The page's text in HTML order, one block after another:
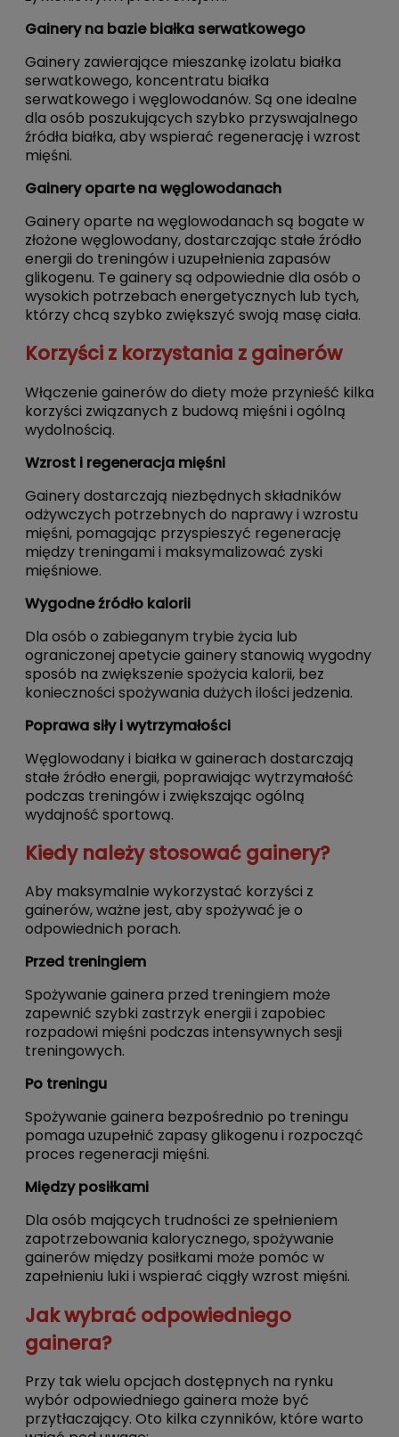
Gainery na bazie białka serwatkowego
Gainery zawierające mieszankę izolatu białka
serwatkowego, koncentratu białka
serwatkowego i węglowodanów. Są one idealne
dla osób poszukujących szybko przyswajalnego
źródła białka, aby wspierać regenerację i wzrost
mięśni.
Gainery oparte na węglowodanach
Gainery oparte na węglowodanach są bogate w
złożone węglowodany, dostarczając stałe źródło
energii do treningów i uzupełnienia zapasów
glikogenu. Te gainery są odpowiednie dla osób o
wysokich potrzebach energetycznych lub tych,
którzy chcą szybko zwiększyć swoją masę ciała.
Korzyści z korzystania z gainerów
Włączenie gainerów do diety może przynieść kilka
korzyści związanych z budową mięśni i ogólną
wydolnością.
Wzrost i regeneracja mięśni
Gainery dostarczają niezbędnych składników
odżywczych potrzebnych do naprawy i wzrostu
mięśni, pomagając przyspieszyć regenerację
między treningami i maksymalizować zyski
mięśniowe.
Wygodne źródło kalorii
Dla osób o zabieganym trybie życia lub
ograniczonej apetycie gainery stanowią wygodny
sposób na zwiększenie spożycia kalorii, bez
konieczności spożywania dużych ilości jedzenia.
Poprawa siły i wytrzymałości
Węglowodany i białka w gainerach dostarczają
stałe źródło energii, poprawiając wytrzymałość
podczas treningów i zwiększając ogólną
wydajność sportową.
Kiedy należy stosować gainery?
Aby maksymalnie wykorzystać korzyści z
gainerów, ważne jest, aby spożywać je o
odpowiednich porach.
Przed treningiem
Spożywanie gainera przed treningiem może
zapewnić szybki zastrzyk energii i zapobiec
rozpadowi mięśni podczas intensywnych sesji
treningowych.
Po treningu
Spożywanie gainera bezpośrednio po treningu
pomaga uzupełnić zapasy glikogenu i rozpocząć
proces regeneracji mięśni.
Między posiłkami
Dla osób mających trudności ze spełnieniem
zapotrzebowania kalorycznego, spożywanie
gainerów między posiłkami może pomóc w
zapełnieniu luki i wspierać ciągły wzrost mięśni.
Jak wybrać odpowiedniego
gainera?
Przy tak wielu opcjach dostępnych na rynku
wybór odpowiedniego gainera może być
przytłaczający. Oto kilka czynników, które warto